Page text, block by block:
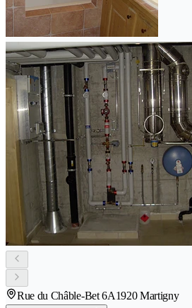
Rue du Châble-Bet 6A1920 Martigny